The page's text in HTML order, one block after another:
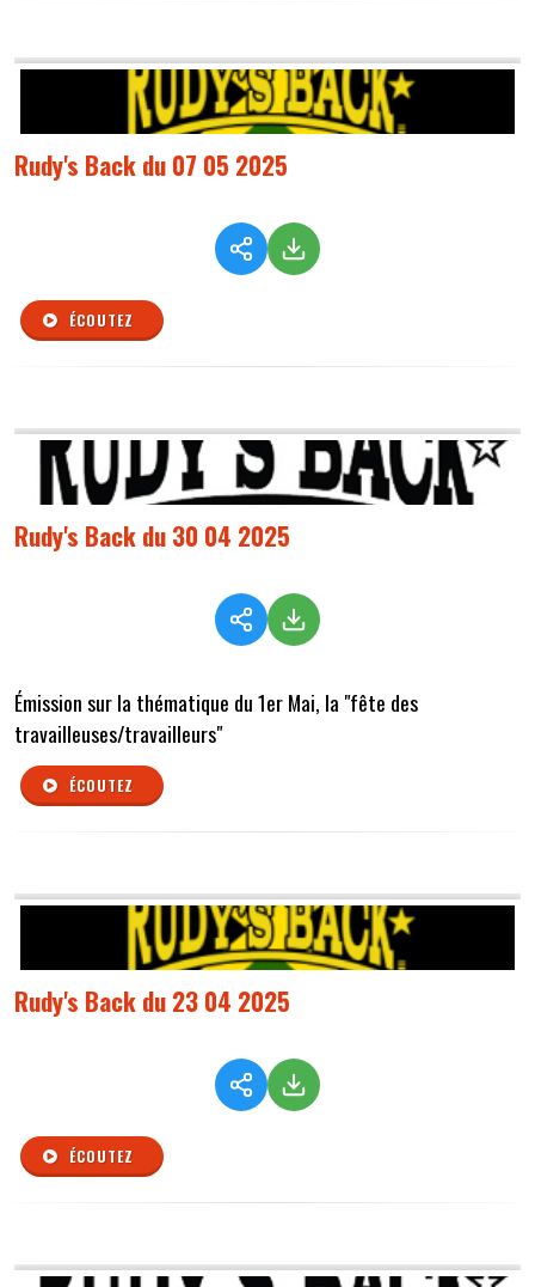
Rudy's Back du 07 05 2025
ÉCOUTEZ
Rudy's Back du 30 04 2025
Émission sur la thématique du 1er Mai, la "fête des
travailleuses/travailleurs"
ÉCOUTEZ
Rudy's Back du 23 04 2025
ÉCOUTEZ